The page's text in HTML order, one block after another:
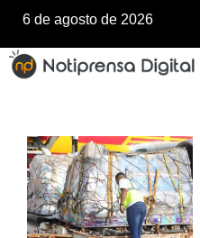
6 de agosto de 2026